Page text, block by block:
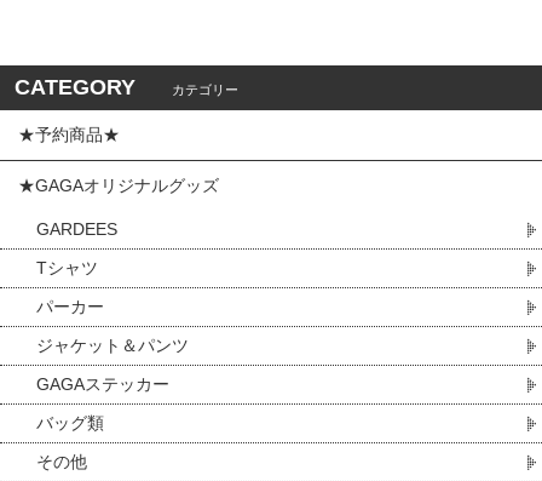
CATEGORY カテゴリー
★予約商品★
★GAGAオリジナルグッズ
GARDEES
Tシャツ
パーカー
ジャケット＆パンツ
GAGAステッカー
バッグ類
その他